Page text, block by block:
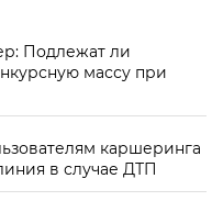
Подлежат ли
массу при
каршеринга
в случае ДТП